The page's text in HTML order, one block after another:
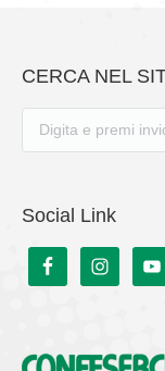
CERCA NEL
Social Link